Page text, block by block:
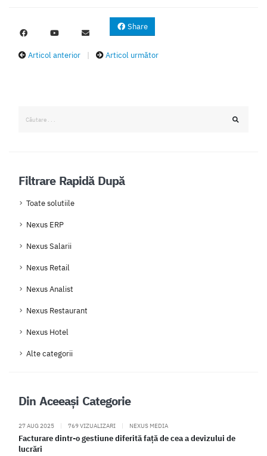
Share
Articol anterior | Articol următor
Filtrare Rapidă După
Toate solutiile
Nexus ERP
Nexus Salarii
Nexus Retail
Nexus Analist
Nexus Restaurant
Nexus Hotel
Alte categorii
Din Aceeași Categorie
27 AUG 2025 | 769 VIZUALIZARI | NEXUS MEDIA
Facturare dintr-o gestiune diferită față de cea a devizului de
lucrări